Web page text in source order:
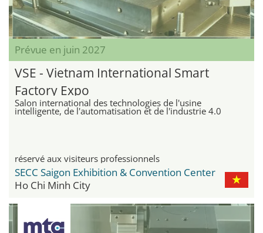
Prévue en juin 2027
VSE - Vietnam International Smart
Factory Expo
Salon international des technologies de l'usine
intelligente, de l'automatisation et de l'industrie 4.0
réservé aux visiteurs professionnels
SECC Saigon Exhibition & Convention Center
Ho Chi Minh City